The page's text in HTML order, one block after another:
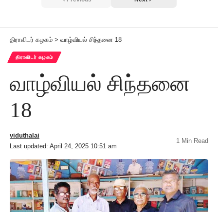
திராவிடர் கழகம் > வாழ்வியல் சிந்தனை 18
திராவிடர் கழகம்
வாழ்வியல் சிந்தனை
18
Last updated: April 24, 2025 10:51 am
viduthalai
1 Min Read